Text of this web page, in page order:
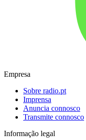
Empresa
Sobre radio.pt
Imprensa
Anuncia connosco
Transmite connosco
Informação legal